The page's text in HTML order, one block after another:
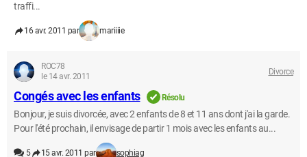
traffi...
16 avr. 2011 par mariiiie
ROC78
le 14 avr. 2011
Divorce
Congés avec les enfants Résolu
Bonjour, je suis divorcée, avec 2 enfants de 8 et 11 ans dont j'ai la garde.
Pour l'été prochain, il envisage de partir 1 mois avec les enfants au...
5 15 avr. 2011 par sophiag